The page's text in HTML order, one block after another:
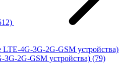
4G-3G-2G-GSM устройства)
2G-GSM устройства) (79)